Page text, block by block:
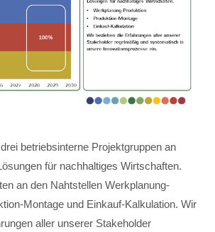
betriebsinterne Projektgruppen an
für nachhaltiges Wirtschaften.
an den Nahtstellen Werkplanung-
Montage und Einkauf-Kalkulation. Wir
aller unserer Stakeholder